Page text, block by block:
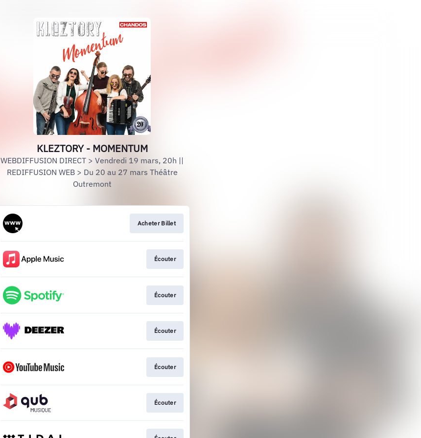
KLEZTORY - MOMENTUM
WEBDIFFUSION DIRECT > Vendredi 19 mars, 20h ||
REDIFFUSION WEB > Du 20 au 27 mars Théâtre
Outremont
Acheter Billet
Écouter
Écouter
Écouter
Écouter
Écouter